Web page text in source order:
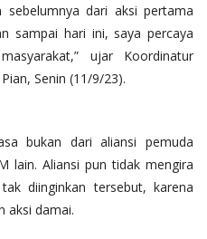
sebelumnya dari aksi pertama
sampai hari ini, saya percaya
ujar Koordinatur
Senin (11/9/23).
bukan dari aliansi pemuda
lain. Aliansi pun tidak mengira
diinginkan tersebut, karena
aksi damai.